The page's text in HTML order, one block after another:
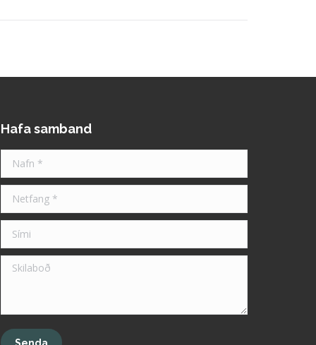
Hafa samband
Nafn *
Netfang *
Sími
Skilaboð
Senda